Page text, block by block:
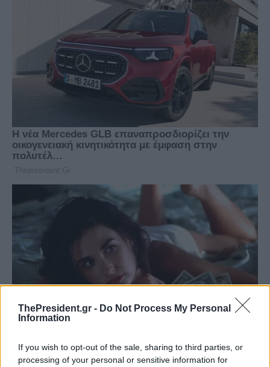
ThePresident.gr - Do Not Process My Personal
Information
If you wish to opt-out of the sale, sharing to third parties, or
processing of your personal or sensitive information for